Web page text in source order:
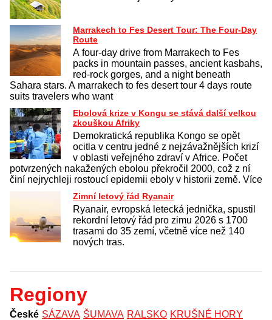
Marrakech to Fes Desert Tour: The Four-Day
Route
A four-day drive from Marrakech to Fes
packs in mountain passes, ancient kasbahs,
red-rock gorges, and a night beneath
Sahara stars. A marrakech to fes desert tour 4 days route
suits travelers who want
Ebolová krize v Kongu se stává další velkou
zkouškou Afriky
Demokratická republika Kongo se opět
ocitla v centru jedné z nejzávažnějších krizí
v oblasti veřejného zdraví v Africe. Počet
potvrzených nakažených ebolou překročil 2000, což z ní
činí nejrychleji rostoucí epidemii eboly v historii země. Více
Zimní letový řád Ryanair
Ryanair, evropská letecká jednička, spustil
rekordní letový řád pro zimu 2026 s 1700
trasami do 35 zemí, včetně více než 140
nových tras.
Regiony
České SÁZAVA ŠUMAVA RALSKO KRUŠNÉ HORY